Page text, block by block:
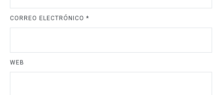
CORREO ELECTRÓNICO *
WEB